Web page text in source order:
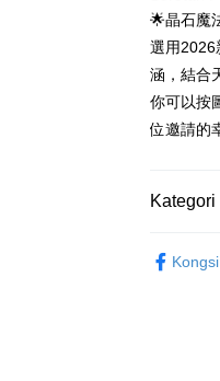
7-11取貨
NT$80/
NT$80/
郵局幫你
🌟晶石魔
選用2026
涵，結合
你可以按
位邀請的
Kongsi